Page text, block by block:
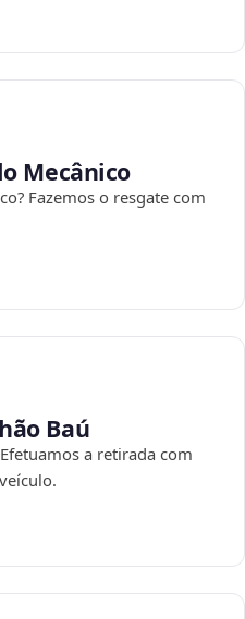
Mecânico
Fazemos o resgate com
Baú
a retirada com